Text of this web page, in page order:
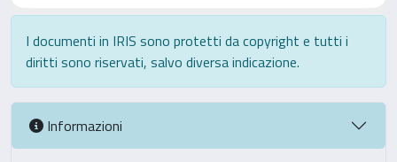
I documenti in IRIS sono protetti da copyright e tutti i
diritti sono riservati, salvo diversa indicazione.
Informazioni